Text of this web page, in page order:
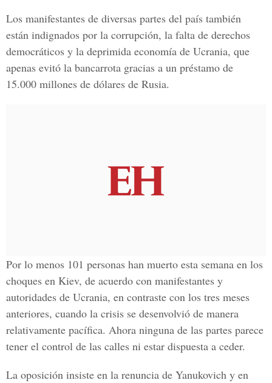
Los manifestantes de diversas partes del país también
están indignados por la corrupción, la falta de derechos
democráticos y la deprimida economía de Ucrania, que
apenas evitó la bancarrota gracias a un préstamo de
15.000 millones de dólares de Rusia.
Por lo menos 101 personas han muerto esta semana en los
choques en Kiev, de acuerdo con manifestantes y
autoridades de Ucrania, en contraste con los tres meses
anteriores, cuando la crisis se desenvolvió de manera
relativamente pacífica. Ahora ninguna de las partes parece
tener el control de las calles ni estar dispuesta a ceder.
La oposición insiste en la renuncia de Yanukovich y en